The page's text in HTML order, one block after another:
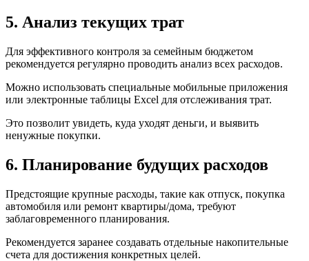
5. Анализ текущих трат
Для эффективного контроля за семейным бюджетом
рекомендуется регулярно проводить анализ всех расходов.
Можно использовать специальные мобильные приложения
или электронные таблицы Excel для отслеживания трат.
Это позволит увидеть, куда уходят деньги, и выявить
ненужные покупки.
6. Планирование будущих расходов
Предстоящие крупные расходы, такие как отпуск, покупка
автомобиля или ремонт квартиры/дома, требуют
заблаговременного планирования.
Рекомендуется заранее создавать отдельные накопительные
счета для достижения конкретных целей.